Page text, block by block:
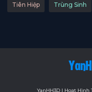
Tiên Hiệp Trùng Sinh
YanHH3D | Hoạt